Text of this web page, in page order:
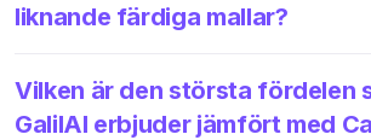
liknande färdiga mallar?
Vilken är den största fördelen
GalilAI erbjuder jämfört med